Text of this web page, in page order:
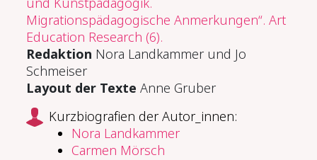
Migrationspädagogische Anmerkungen“. Art
Education Research (6).
Redaktion Nora Landkammer und Jo
Schmeiser
Layout der Texte Anne Gruber
Kurzbiografien der Autor_innen:
Nora Landkammer
Carmen Mörsch